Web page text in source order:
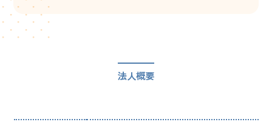
法人概要